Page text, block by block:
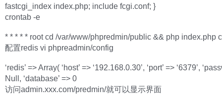
fastcgi_index index.php; include fcgi.conf; }
crontab -e
* * * * * root cd /var/www/phpredmin/public && php index.php
配置redis vi phpreadmin/config
‘redis’ => Array( ‘host’ => ‘192.168.0.30’, ‘port’ => ‘6379’,
Null, ‘database’ => 0
访问admin.xxx.com/predmin/就可以显示界面